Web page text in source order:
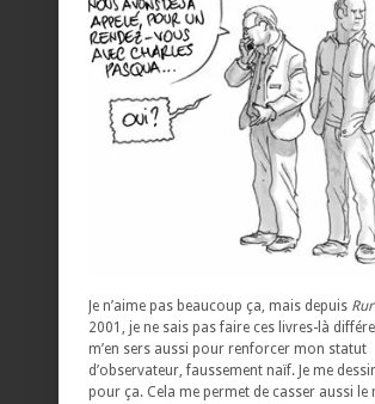
Je n’aime pas beaucoup ça, mais depuis
2001, je ne sais pas faire ces livres-là
m’en sers aussi pour renforcer mon statut
d’observateur, faussement naïf. Je me
pour ça. Cela me permet de casser aussi le